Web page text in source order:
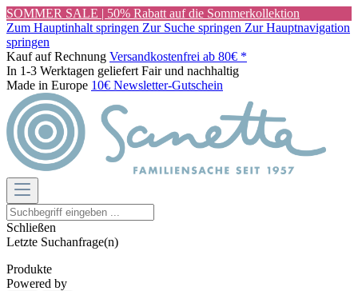
SOMMER SALE | 50% Rabatt auf die Sommerkollektion
Zum Hauptinhalt springen Zur Suche springen Zur Hauptnavigation
springen
Kauf auf Rechnung Versandkostenfrei ab 80€ *
In 1-3 Werktagen geliefert Fair und nachhaltig
Made in Europe 10€ Newsletter-Gutschein
Schließen
Letzte Suchanfrage(n)
Produkte
Powered by